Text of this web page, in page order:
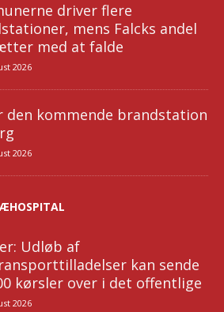
driver flere
mens Falcks andel
med at falde
2026
den kommende brandstation
2026
Udløb af
kan sende
kørsler over i det offentlige
2026